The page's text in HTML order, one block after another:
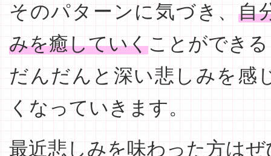
そのパターンに気づき、 自
みを癒していくことができ
だんだんと深い悲しみを感
くなっていきます。
最近悲しみを味わった方はぜ